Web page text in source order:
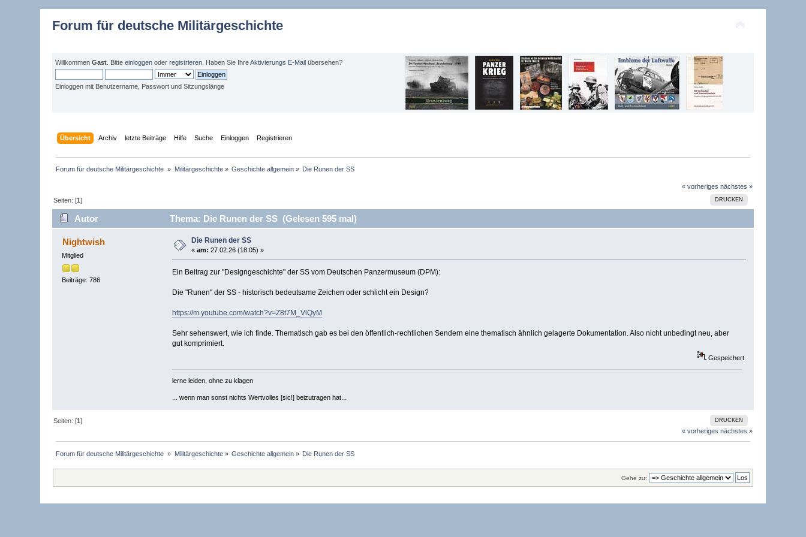
Forum für deutsche Militärgeschichte
WillkommenGast . Bitteeinloggen oderregistrieren . Haben Sie IhreAktivierungs E-Mail übersehen?
Einloggen mit Benutzername, Passwort und Sitzungslänge
Übersicht Archiv letzte Beiträge Hilfe Suche Einloggen Registrieren
Forum für deutsche Militärgeschichte » Militärgeschichte» Geschichte allgemein » Die Runen der SS
« vorheriges nächstes »
DRUCKEN
Seiten: [1]
Autor Thema: Die Runen der SS (Gelesen 595 mal)
Nightwish
Mitglied
Beiträge: 786
Die Runen der SS
«am: 27.02.26 (18:05) »
Ein Beitrag zur "Designgeschichte" der SS vom Deutschen Panzermuseum (DPM):
Die "Runen" der SS - historisch bedeutsame Zeichen oder schlicht ein Design?
https://m.youtube.com/watch?v=Z8t7M_VlQyM
Sehr sehenswert, wie ich finde. Thematisch gab es bei den öffentlich-rechtlichen Sendern eine thematisch ähnlich gelagerte Dokumentation. Also nicht unbedingt neu, aber
gut komprimiert.
Gespeichert
lerne leiden, ohne zu klagen
... wenn man sonst nichts Wertvolles [sic!] beizutragen hat...
DRUCKEN
Seiten: [1]
« vorheriges nächstes »
Forum für deutsche Militärgeschichte » Militärgeschichte» Geschichte allgemein » Die Runen der SS
Gehe zu: